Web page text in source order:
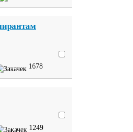
1678
1249